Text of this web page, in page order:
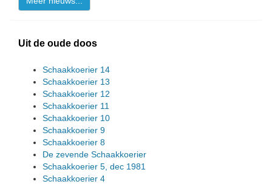
Uit de oude doos
Schaakkoerier 14
Schaakkoerier 13
Schaakkoerier 12
Schaakkoerier 11
Schaakkoerier 10
Schaakkoerier 9
Schaakkoerier 8
De zevende Schaakkoerier
Schaakkoerier 5, dec 1981
Schaakkoerier 4